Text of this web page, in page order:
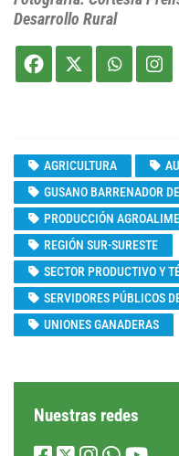
Desarrollo Rural
AGRICULTURA
GUSANO BARRENADOR
PRODUCCIÓN
REGIÓN SUR-SURESTE
SECTOR PRODUCTIVO Y
SERVIDORES PÚBLICOS
UNIONES GANADERAS
Nuestras redes